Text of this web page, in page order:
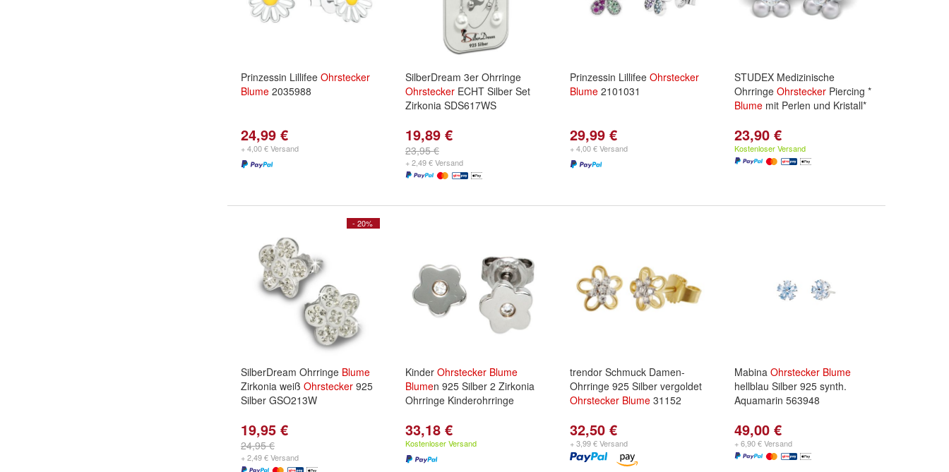
Prinzessin Lillifee Ohrstecker
Blume 2035988
24,99 €
+ 4,00 € Versand
SilberDream 3er Ohrringe
Ohrstecker ECHT Silber Set
Zirkonia SDS617WS
19,89 €
23,95 €
+ 2,49 € Versand
Prinzessin Lillifee Ohrstecker
Blume 2101031
29,99 €
+ 4,00 € Versand
STUDEX Medizinische
Ohrringe Ohrstecker Piercing *
Blume mit Perlen und Kristall*
23,90 €
Kostenloser Versand
- 20%
SilberDream Ohrringe Blume
Zirkonia weiß Ohrstecker 925
Silber GSO213W
19,95 €
24,95 €
+ 2,49 € Versand
Kinder Ohrstecker Blume
Blumen 925 Silber 2 Zirkonia
Ohrringe Kinderohrringe
33,18 €
Kostenloser Versand
trendor Schmuck Damen-
Ohrringe 925 Silber vergoldet
Ohrstecker Blume 31152
32,50 €
+ 3,99 € Versand
Mabina Ohrstecker Blume
hellblau Silber 925 synth.
Aquamarin 563948
49,00 €
+ 6,90 € Versand